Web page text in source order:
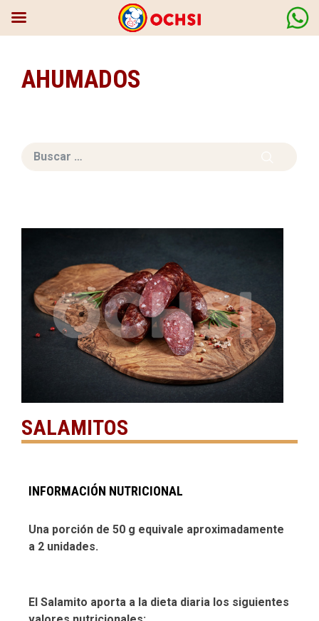
AHUMADOS
SALAMITOS
INFORMACIÓN NUTRICIONAL
Una porción de 50 g equivale aproximadamente
a 2 unidades.
El Salamito aporta a la dieta diaria los siguientes